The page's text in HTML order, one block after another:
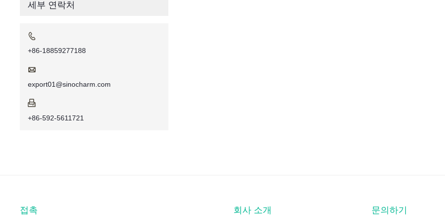
세부 연락처

+86-18859277188

export01@sinocharm.com

+86-592-5611721
접촉 회사 소개 문의하기